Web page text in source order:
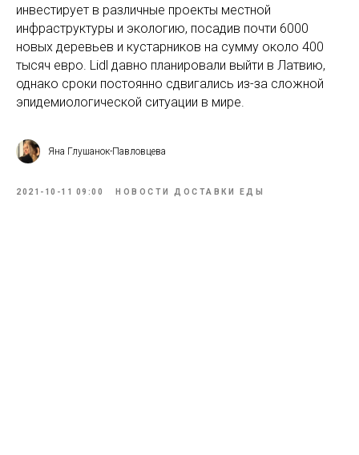
инвестирует в различные проекты местной
инфраструктуры и экологию, посадив почти 6000
новых деревьев и кустарников на сумму около 400
тысяч евро. Lidl давно планировали выйти в Латвию,
однако сроки постоянно сдвигались из-за сложной
эпидемиологической ситуации в мире.
Яна Глушанок-Павловцева
2021-10-11 09:00 НОВОСТИ ДОСТАВКИ ЕДЫ